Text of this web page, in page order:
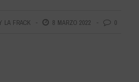
LA FRACK 8 MARZO 2022 0